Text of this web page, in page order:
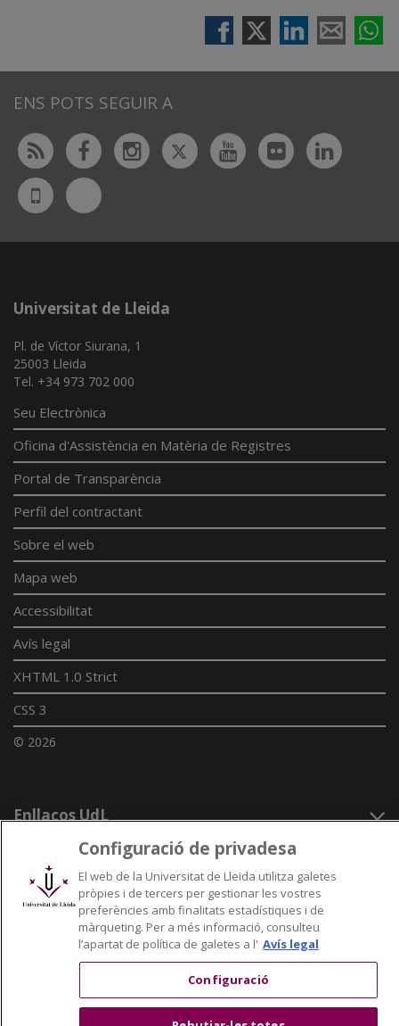
ENS POTS SEGUIR A
Rss FacebookInstagram
TwitterYoutubeFlickr
UdL
App
Bluesky
Universitat de Lleida
Pl. de Víctor Siurana, 1
25003 Lleida
Tel. +34 973 702 000
Seu Electrònica
Oficina d'Assistència en Matèria de Registres
Portal de Transparència
Perfil del contractant
Sobre el web
Mapa web
Accessibilitat
Avís legal
XHTML 1.0 Strict
CSS 3
© 2026
Enllaços UdL
Xarxes universitàries
Configuració de privadesa
El web de la Universitat de Lleida utilitza galetes
pròpies i de tercers per gestionar les vostres
preferències amb finalitats estadístiques i de
màrqueting. Per a més informació, consulteu
l’apartat de política de galetes a l' Avís legal
Configuració